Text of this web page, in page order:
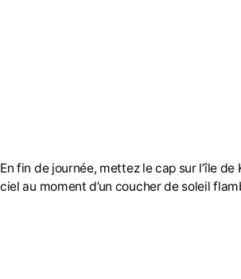
En fin de journée, mettez le cap sur l’île
ciel au moment d’un coucher de soleil